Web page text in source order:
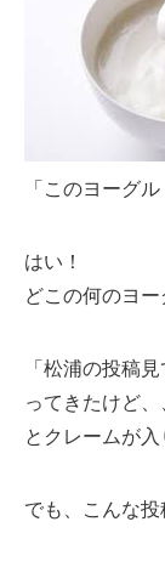
「このヨーグ
はい！
どこの何のヨ
「松浦の投稿
ってきたけど
とクレームが入
でも、こんな